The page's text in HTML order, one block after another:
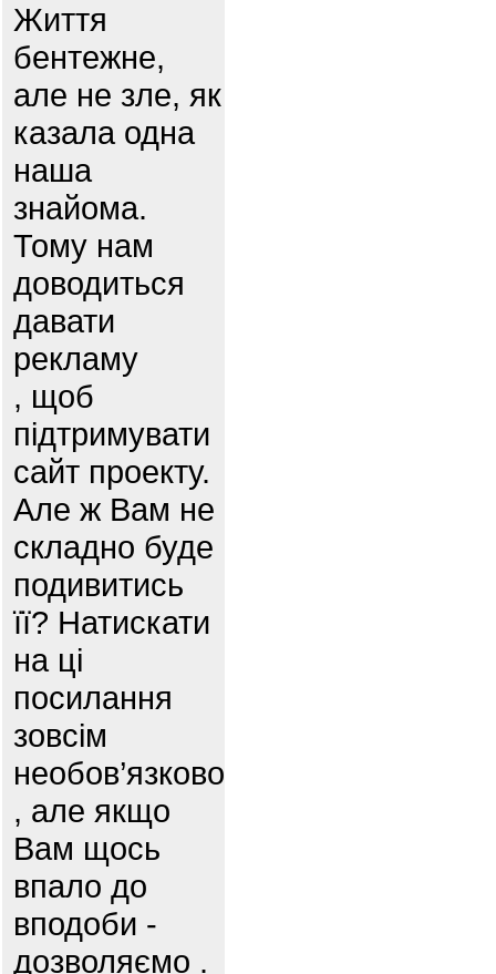
Життя
бентежне,
але не зле, як
казала одна
наша
знайома.
Тому нам
доводиться
давати
рекламу
, щоб
підтримувати
сайт проекту.
Але ж Вам не
складно буде
подивитись
її? Натискати
на ці
посилання
зовсім
необов’язково
, але якщо
Вам щось
впало до
вподоби -
дозволяємо .